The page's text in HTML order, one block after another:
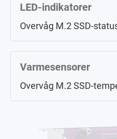
LED-indikatorer
Overvåg M.2 SSD-
Varmesensorer
Overvåg M.2 SSD-